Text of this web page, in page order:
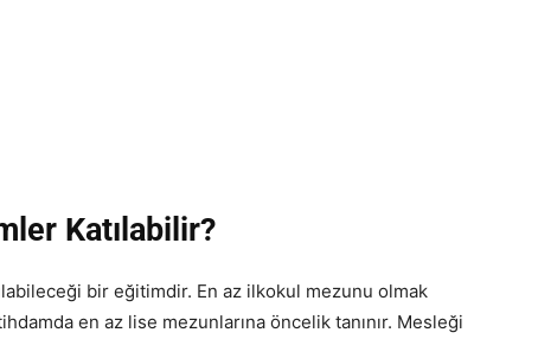
Katılabilir?
bir eğitimdir. En az ilkokul mezunu olmak
en az lise mezunlarına öncelik tanınır. Mesleği